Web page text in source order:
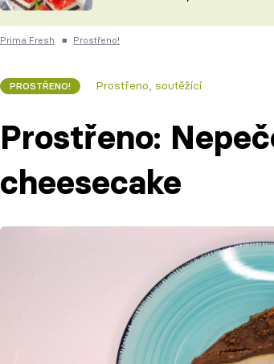
ČESKO NA TALÍŘI
KUCHAŘKA
Prima Fresh ■ Prostřeno!
PROSTŘENO! Prostřeno, soutěžící
Prostřeno:
cheesecake